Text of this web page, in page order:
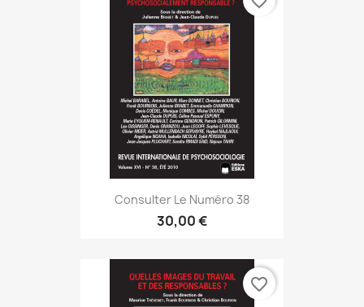
Consulter Le Numéro 38
30,00 €
favorite_border